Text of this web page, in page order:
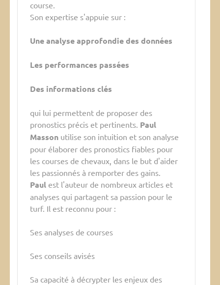
course.
Son expertise s'appuie sur :
Une analyse approfondie des données
Les performances passées
Des informations clés
qui lui permettent de proposer des
pronostics précis et pertinents. Paul
Masson utilise son intuition et son analyse
pour élaborer des pronostics fiables pour
les courses de chevaux, dans le but d'aider
les passionnés à remporter des gains.
Paul est l'auteur de nombreux articles et
analyses qui partagent sa passion pour le
turf. Il est reconnu pour :
Ses analyses de courses
Ses conseils avisés
Sa capacité à décrypter les enjeux des